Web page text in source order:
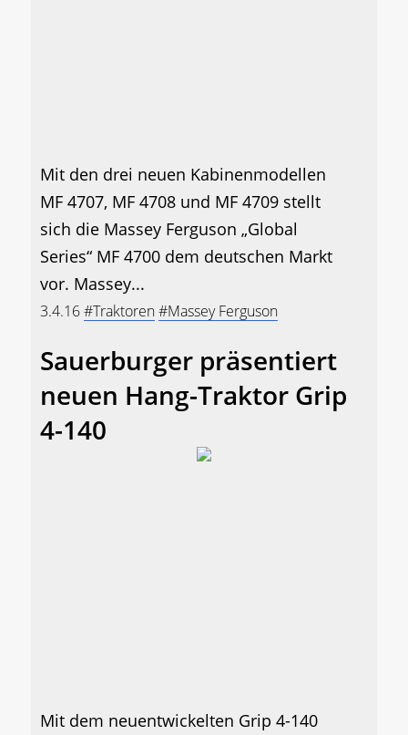
Mit den drei neuen Kabinenmodellen
MF 4707, MF 4708 und MF 4709 stellt
sich die Massey Ferguson „Global
Series“ MF 4700 dem deutschen Markt
vor. Massey...
3.4.16#Traktoren#Massey Ferguson
Sauerburger präsentiert
neuen Hang-Traktor Grip
4-140
Mit dem neuentwickelten Grip 4-140